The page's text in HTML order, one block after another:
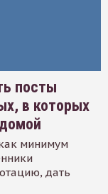
посты
в которых
минимум
дать